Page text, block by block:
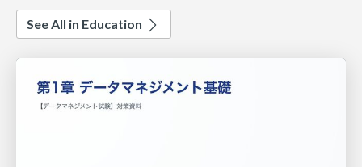
See All in Education